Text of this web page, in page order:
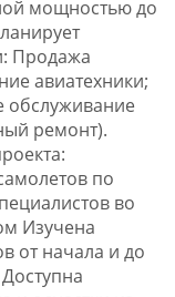
мощностью до
Продажа
авиатехники;
обслуживание
ремонт).
по
во
Изучена
от начала и до